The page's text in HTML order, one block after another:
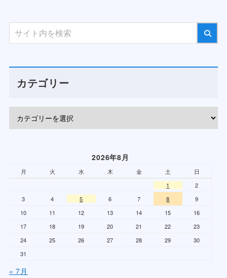
カテゴリー
2026年8月
月 火 水 木 金 土
日
1
2
3
4 5 6 7 8
9
10
11 12 13 14 15
16
17
18 19 20 21 22
23
24
25 26 27 28 29
30
31
« 7月